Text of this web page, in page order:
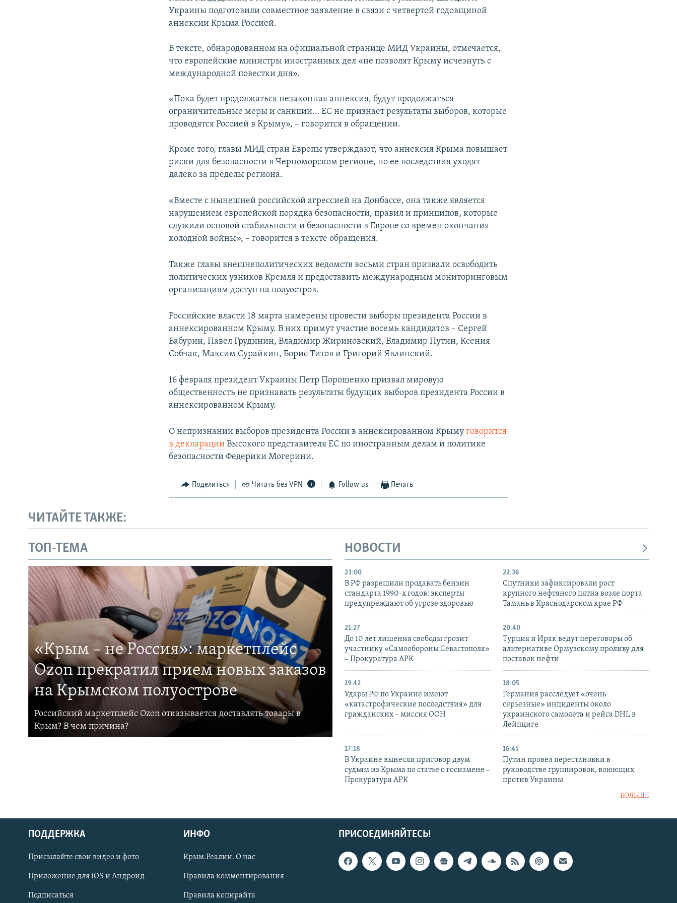
Українською
Qırımtatar
ПРИСОЕДИНЯЙТЕСЬ!
Украины подготовили совместное заявление в связи с четвертой годовщиной
аннексии Крыма Россией.
В тексте, обнародованном на официальной странице МИД Украины, отмечается,
что европейские министры иностранных дел «не позволят Крыму исчезнуть с
международной повестки дня».
«Пока будет продолжаться незаконная аннексия, будут продолжаться
ограничительные меры и санкции… ЕС не признает результаты выборов, которые
проводятся Россией в Крыму», – говорится в обращении.
Кроме того, главы МИД стран Европы утверждают, что аннексия Крыма повышает
риски для безопасности в Черноморском регионе, но ее последствия уходят
далеко за пределы региона.
«Вместе с нынешней российской агрессией на Донбассе, она также является
нарушением европейской порядка безопасности, правил и принципов, которые
служили основой стабильности и безопасности в Европе со времен окончания
холодной войны», – говорится в тексте обращения.
Также главы внешнеполитических ведомств восьми стран призвали освободить
политических узников Кремля и предоставить международным мониторинговым
организациям доступ на полуостров.
Российские власти 18 марта намерены провести выборы президента России в
аннексированном Крыму. В них примут участие восемь кандидатов – Сергей
Бабурин, Павел Грудинин, Владимир Жириновский, Владимир Путин, Ксения
Собчак, Максим Сурайкин, Борис Титов и Григорий Явлинский.
16 февраля президент Украины Петр Порошенко призвал мировую
общественность не признавать результаты будущих выборов президента России в
аннексированном Крыму.
О непризнании выборов президента России в аннексированном Крымуговорится
в декларации Высокого представителя ЕС по иностранным делам и политике
безопасности Федерики Могерини.​
Поделиться Читать без VPN Follow us Печать
ЧИТАЙТЕ ТАКЖЕ:
ТОП-ТЕМА
«Крым – не Россия»: маркетплейс
Ozon прекратил прием новых заказов
на Крымском полуострове
Российский маркетплейс Ozon отказывается доставлять товары в
Крым? В чем причина?
НОВОСТИ
23:00
В РФ разрешили продавать бензин
стандарта 1990-х годов: эксперты
предупреждают об угрозе здоровью
22:36
Спутники зафиксировали рост
крупного нефтяного пятна возле порта
Тамань в Краснодарском крае РФ
21:27
До 10 лет лишения свободы грозит
участнику «Самообороны Севастополя»
– Прокуратура АРК
20:40
Турция и Ирак ведут переговоры об
альтернативе Ормузскому проливу для
поставок нефти
19:42
Удары РФ по Украине имеют
«катастрофические последствия» для
гражданских – миссия ООН
18:05
Германия расследует «очень
серьезные» инциденты около
украинского самолета и рейса DHL в
Лейпциге
17:18
В Украине вынесли приговор двум
судьям из Крыма по статье о госизмене –
Прокуратура АРК
16:45
Путин провел перестановки в
руководстве группировок, воюющих
против Украины
БОЛЬШЕ
ПРИСОЕДИНЯЙТЕСЬ!
ПОДДЕРЖКА
Присылайте свои видео и фото
Приложение для iOS и Андроид
Подписаться
ИНФО
Крым.Реалии. О нас
Правила комментирования
Правила копирайта